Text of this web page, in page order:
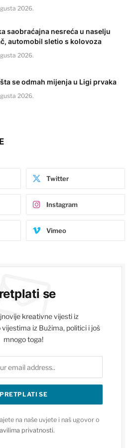
2026.
saobraćajna nesreća u naselju
automobil sletio s kolovoza
2026.
se odmah mijenja u Ligi prvaka
2026.
Twitter
Instagram
Vimeo
se
kreativne vijesti iz
iz Bužima, politici i još
mnogo toga!
na naše uvjete i naš ugovor o
privatnosti.